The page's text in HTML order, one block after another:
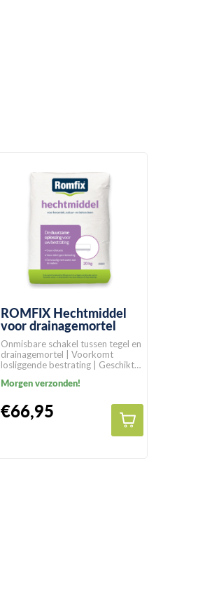
ROMFIX Hechtmiddel
voor drainagemortel
Onmisbare schakel tussen tegel en
drainagemortel | Voorkomt
losliggende bestrating | Geschikt
Morgen verzonden!
€66,95